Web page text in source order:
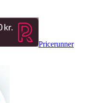
Pricerunner